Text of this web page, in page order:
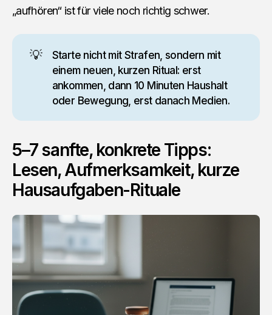
„aufhören“ ist für viele noch richtig schwer.
💡
Starte nicht mit Strafen, sondern mit
einem neuen, kurzen Ritual: erst
ankommen, dann 10 Minuten Haushalt
oder Bewegung, erst danach Medien.
5–7 sanfte, konkrete Tipps:
Lesen, Aufmerksamkeit, kurze
Hausaufgaben-Rituale